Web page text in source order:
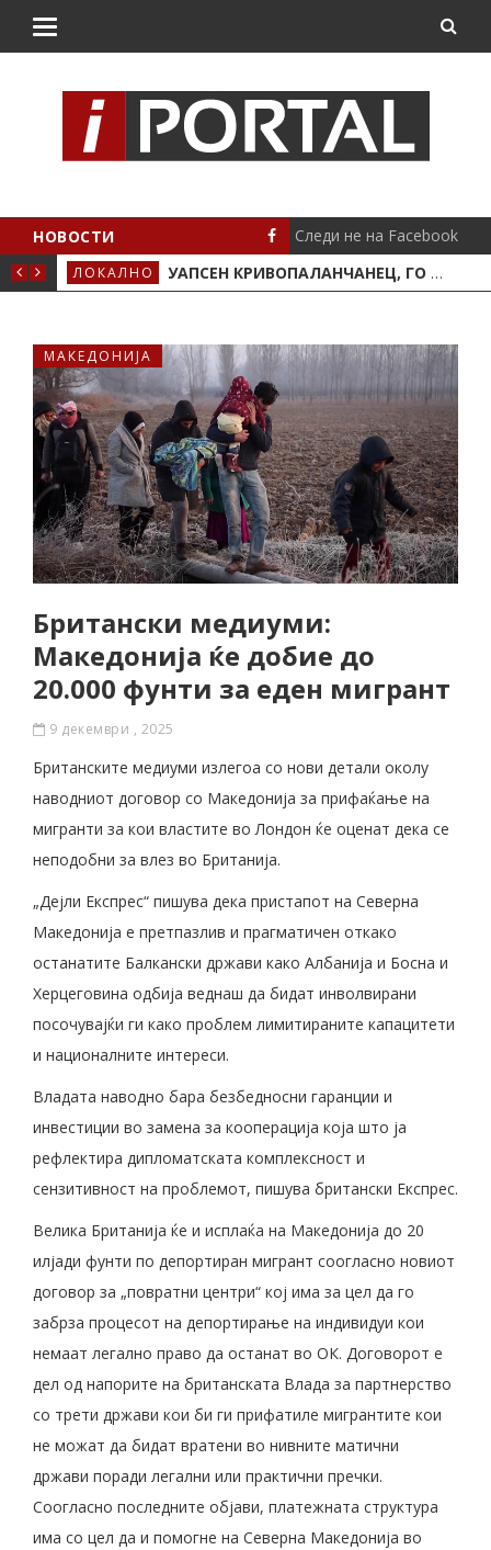
НОВОСТИ
ЛОКАЛНО УАПСЕН КРИВОПАЛАНЧАНЕЦ, ГО НАТЕПАЛ СИНОТ
Следи не на Facebook
МАКЕДОНИЈА
Британски медиуми:
Македонија ќе добие до
20.000 фунти за еден мигрант
9 декември , 2025
Британските медиуми излегоа со нови детали околу
наводниот договор со Македонија за прифаќање на
мигранти за кои властите во Лондон ќе оценат дека се
неподобни за влез во Британија.
„Дејли Експрес“ пишува дека пристапот на Северна
Македонија е претпазлив и прагматичен откако
останатите Балкански држави како Албанија и Босна и
Херцеговина одбија веднаш да бидат инволвирани
посочувајќи ги како проблем лимитираните капацитети
и националните интереси.
Владата наводно бара безбедносни гаранции и
инвестиции во замена за кооперација која што ја
рефлектира дипломатската комплексност и
сензитивност на проблемот, пишува британски Експрес.
Велика Британија ќе и исплаќа на Македонија до 20
илјади фунти по депортиран мигрант соогласно новиот
договор за „повратни центри“ кој има за цел да го
забрза процесот на депортирање на индивидуи кои
немаат легално право да останат во ОК. Договорот е
дел од напорите на британската Влада за партнерство
со трети држави кои би ги прифатиле мигрантите кои
не можат да бидат вратени во нивните матични
држави поради легални или практични пречки.
Соогласно последните објави, платежната структура
има со цел да и помогне на Северна Македонија во